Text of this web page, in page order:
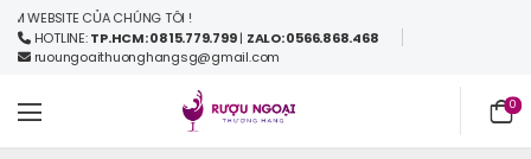
WEBSITE CỦA CHÚNG TÔI !
HOTLINE:TP.HCM: 0815.779.799| ZALO: 0566.868.468
ruoungoaithuonghangsg@gmail.com
0